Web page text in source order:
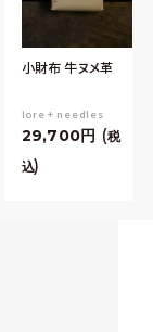
小財布 牛ヌメ革
lore + needles
29,700
税
込